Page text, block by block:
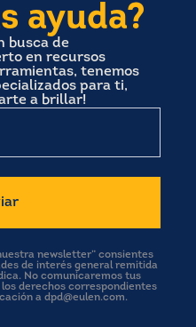
ayuda?
busca de
en recursos
tenemos
para ti,
a brillar!
newsletter” consientes
de interés general remitida
No comunicaremos tus
derechos correspondientes
a dpd@eulen.com.